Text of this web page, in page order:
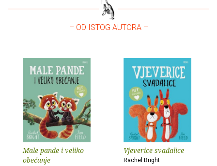
– OD ISTOG AUTORA –
Male pande i veliko
obećanje
Vjeverice svađalice
Rachel Bright